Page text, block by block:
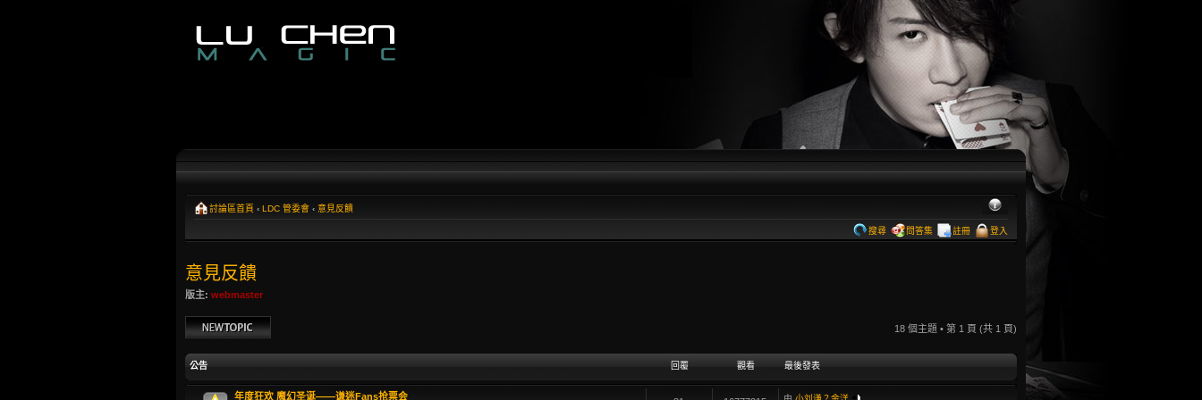
討論區首頁 ‹ LDC 管委會 ‹ 意見反饋
搜尋 問答集 註冊 登入
意見反饋
版主: webmaster
發表新主題 18 個主題 • 第 1 頁 (共 1 頁)
公告 回覆 觀看 最後發表
年度狂欢 魔幻圣诞——谦迷Fans抢票会